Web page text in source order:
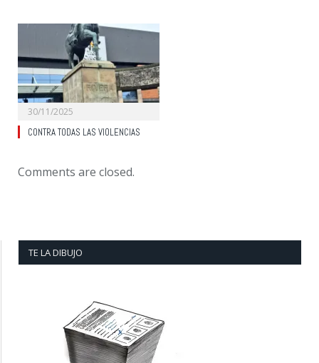
30/11/2025
CONTRA TODAS LAS VIOLENCIAS
Comments are closed.
TE LA DIBUJO